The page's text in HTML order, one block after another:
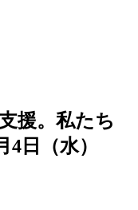
援。私たち
4日（水）